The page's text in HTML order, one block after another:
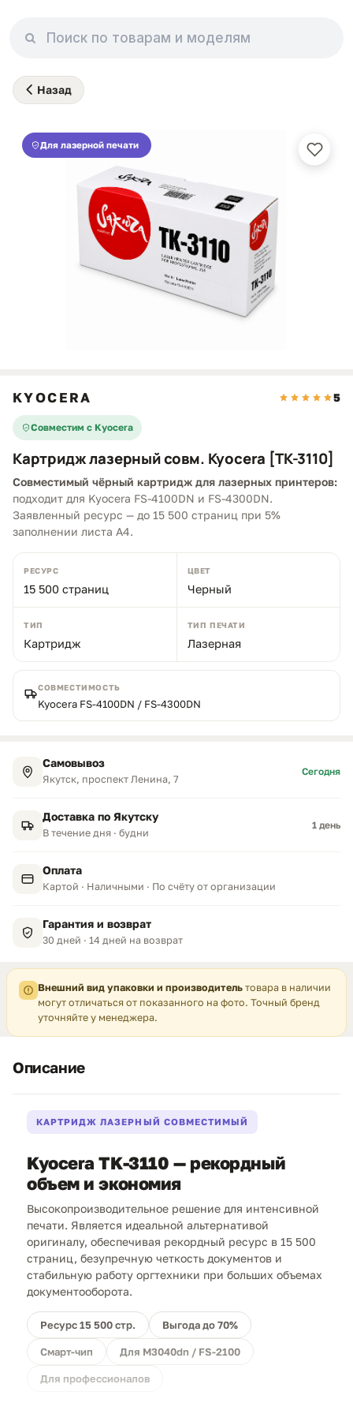
Назад
Для лазерной печати
KYOCERA 5
Совместим с Kyocera
Картридж лазерный совм. Kyocera [TK-3110]
Совместимый чёрный картридж для лазерных принтеров:
подходит для Kyocera FS-4100DN и FS-4300DN.
Заявленный ресурс — до 15 500 страниц при 5%
заполнении листа A4.
РЕСУРС
15 500 страниц
ЦВЕТ
Черный
ТИП
Картридж
ТИП ПЕЧАТИ
Лазерная
СОВМЕСТИМОСТЬ
Kyocera FS-4100DN / FS-4300DN
Самовывоз
Якутск, проспект Ленина, 7
Сегодня
Доставка по Якутску
В течение дня · будни
1 день
Оплата
Картой · Наличными · По счёту от организации
Гарантия и возврат
30 дней · 14 дней на возврат
Внешний вид упаковки и производитель товара в наличии
могут отличаться от показанного на фото. Точный бренд
уточняйте у менеджера.
Описание
КАРТРИДЖ ЛАЗЕРНЫЙ СОВМЕСТИМЫЙ
Kyocera TK-3110 — рекордный
объем и экономия
Высокопроизводительное решение для интенсивной
печати. Является идеальной альтернативой
оригиналу, обеспечивая рекордный ресурс в 15 500
страниц, безупречную четкость документов и
стабильную работу оргтехники при больших объемах
документооборота.
Ресурс 15 500 стр. Выгода до 70%
Смарт-чип Для M3040dn / FS-2100
Для профессионалов